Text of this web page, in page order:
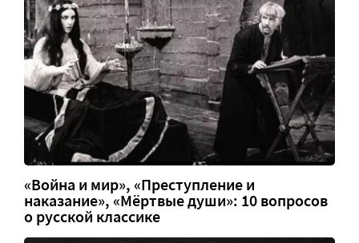
«Война и мир», «Преступление и
наказание», «Мёртвые души»: 10 вопросов
о русской классике